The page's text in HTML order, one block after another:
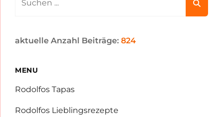
aktuelle Anzahl Beiträge: 824
MENU
Rodolfos Tapas
Rodolfos Lieblingsrezepte